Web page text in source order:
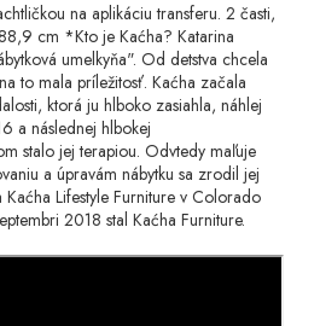
na aplikáciu transferu. 2 časti,
cm *Kto je Kaćha? Katarina
umelkyňa". Od detstva chcela
to mala príležitosť. Kaćha začala
ktorá ju hlboko zasiahla, náhlej
a následnej hlbokej
stalo jej terapiou. Odvtedy maľuje
a úpravám nábytku sa zrodil jej
Lifestyle Furniture v Colorado
2018 stal Kaćha Furniture.